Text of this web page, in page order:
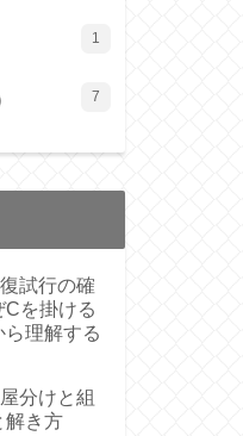
1
7
試行の確
を掛ける
理解する
分けと組
解き方